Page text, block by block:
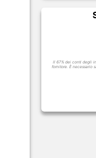
Il 67% dei conti degli
fornitore. È necessario